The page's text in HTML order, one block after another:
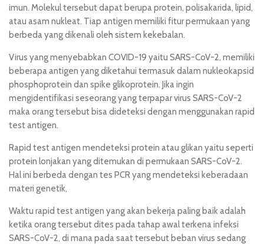
imun. Molekul tersebut dapat berupa protein, polisakarida, lipid,
atau asam nukleat. Tiap antigen memiliki fitur permukaan yang
berbeda yang dikenali oleh sistem kekebalan.
Virus yang menyebabkan COVID-19 yaitu SARS-CoV-2, memiliki
beberapa antigen yang diketahui termasuk dalam nukleokapsid
phosphoprotein dan spike glikoprotein. Jika ingin
mengidentifikasi seseorang yang terpapar virus SARS-CoV-2
maka orang tersebut bisa dideteksi dengan menggunakan rapid
test antigen.
Rapid test antigen mendeteksi protein atau glikan yaitu seperti
protein lonjakan yang ditemukan di permukaan SARS-CoV-2.
Hal ini berbeda dengan tes PCR yang mendeteksi keberadaan
materi genetik,
Waktu rapid test antigen yang akan bekerja paling baik adalah
ketika orang tersebut dites pada tahap awal terkena infeksi
SARS-CoV-2, di mana pada saat tersebut beban virus sedang